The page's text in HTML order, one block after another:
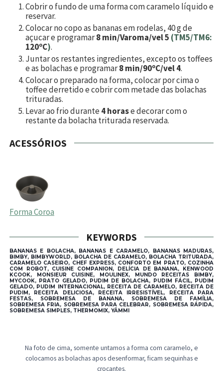
Cobrir o fundo de uma forma com caramelo líquido e
reservar.
Colocar no copo as bananas em rodelas, 40g de
açucar e programar8 min/Varoma/vel 5 (TM5/TM6:
120ºC).
Juntar os restantes ingredientes, excepto os toffees
e as bolachas e programar8 min/90ºC/vel 4.
Colocar o preparado na forma, colocar por cima o
toffee derretido e cobrir com metade das bolachas
trituradas.
Levar ao frio durante4 horase decorar com o
restante da bolacha triturada reservada.
ACESSÓRIOS
Forma Coroa
KEYWORDS
BANANAS E BOLACHA, BANANAS E CARAMELO, BANANAS MADURAS,
BIMBY, BIMBYWORLD, BOLACHA DE CARAMELO, BOLACHA TRITURADA,
CARAMELO CASEIRO, CHEF EXPRESS, CONFORTO EM PRATO, COZINHA
COM ROBOT, CUISINE COMPANION, DELÍCIA DE BANANA, KENWOOD
KCOOK, MONSIEUR CUISINE, MOULINEX, MUNDO RECEITAS BIMBY,
MYCOOK, PRATO GELADO, PUDIM DE BOLACHA, PUDIM FÁCIL, PUDIM
GELADO, PUDIM INTERNACIONAL, RECEITA DE CARAMELO, RECEITA DE
PUDIM, RECEITA DELICIOSA, RECEITA IRRESISTÍVEL, RECEITA PARA
FESTAS, SOBREMESA DE BANANA, SOBREMESA DE FAMÍLIA,
SOBREMESA FRIA, SOBREMESA PARA CELEBRAR, SOBREMESA RÁPIDA,
SOBREMESA SIMPLES, THERMOMIX, YÄMMI
Na foto de cima, somente untamos a forma com caramelo, e
colocamos as bolachas apos desenformar, ficam sequinhas e
crocantes.